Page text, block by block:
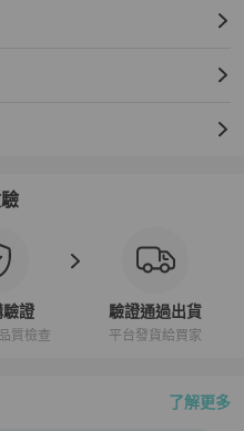
驗證
質檢查
驗證通過出貨
平台發貨給買家
了解更多